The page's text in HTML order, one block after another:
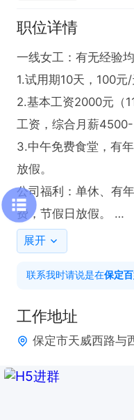
职位详情
一线女工：有无经验
1.试用期10天，100元/
2.基本工资2000元（
工资，综合月薪4500-
3.中午免费食堂，有
放假。
公司福利：单休、有
费，节假日放假。
工作内容：车间生产
展开
联系我时请说是在保定
工作地址
保定市天威西路与